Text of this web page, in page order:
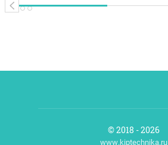
© 2018 - 2026
www.kiptechnika.ru